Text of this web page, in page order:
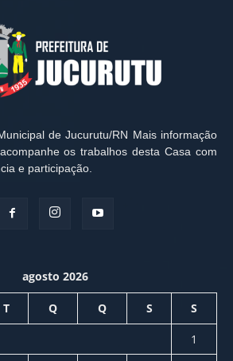
de Jucurutu/RN Mais informação
os trabalhos desta Casa com
e participação.
agosto 2026
T Q Q S S
1